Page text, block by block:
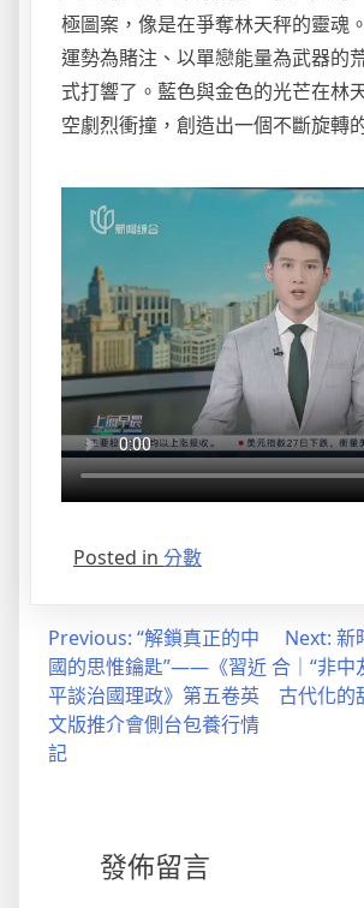
極圖案，像是在爭奪林天秤的靈魂
運勢為賭注、以單戀能量為武器的
式打響了。藍色與金色的光芒在林
空劇烈衝撞，創造出一個不斷旋轉
Posted in 分數
Previous: “解鎖真正的中
國的思惟鑰匙”——《習近
平談治國理政》第五卷英
文版推介會側台包養行情
記
Next: 新
合｜“非中
古代化的
發佈留言